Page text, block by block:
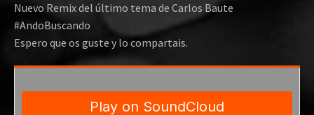
Nuevo Remix del último tema de Carlos Baute
#AndoBuscando
Espero que os guste y lo compartais.